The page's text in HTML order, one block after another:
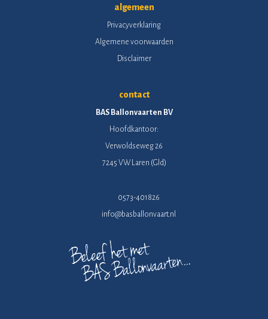
algemeen
Privacyverklaring
Algemene voorwaarden
Disclaimer
contact
BAS Ballonvaarten BV
Hoofdkantoor:
Verwoldseweg 26
7245 VW Laren (Gld)
0573-401826
info@basballonvaart.nl